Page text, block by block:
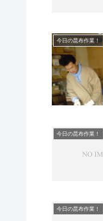
今日の昆布作業！
今日の昆布作業！
今日の昆布作業！